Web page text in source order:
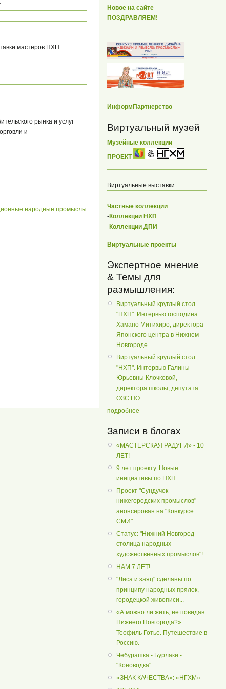
мастеров НХП.
рынка и услуг
и
народные промыслы
Новое на сайте
ПОЗДРАВЛЯЕМ!
ИнформПартнерство
Виртуальный музей
Музейные коллекции
ПРОЕКТ
Виртуальные выставки
Частные коллекции
-Коллекции НХП
-Коллекции ДПИ
Виртуальные проекты
Экспертное мнение
& Темы для
размышления:
Виртуальный круглый стол
"НХП". Интервью господина
Хамано Митихиро, директора
Японского центра в Нижнем
Новгороде.
Виртуальный круглый стол
"НХП". Интервью Галины
Юрьевны Клочковой,
директора школы, депутата
ОЗС НО.
подробнее
Записи в блогах
«МАСТЕРСКАЯ РАДУГИ» - 10
ЛЕТ!
9 лет проекту. Новые
инициативы по НХП.
Проект "Сундучок
нижегородских промыслов"
анонсирован на "Конкурсе
СМИ"
Статус: "Нижний Новгород -
столица народных
художественных промыслов"!
НАМ 7 ЛЕТ!
"Лиса и заяц" сделаны по
принципу народных прялок,
городецкой живописи...
«А можно ли жить, не повидав
Нижнего Новгорода?»
Теофиль Готье. Путешествие в
Россию.
Чебурашка - Бурлаки -
"Коноводка".
«ЗНАК КАЧЕСТВА»: «НГХМ»